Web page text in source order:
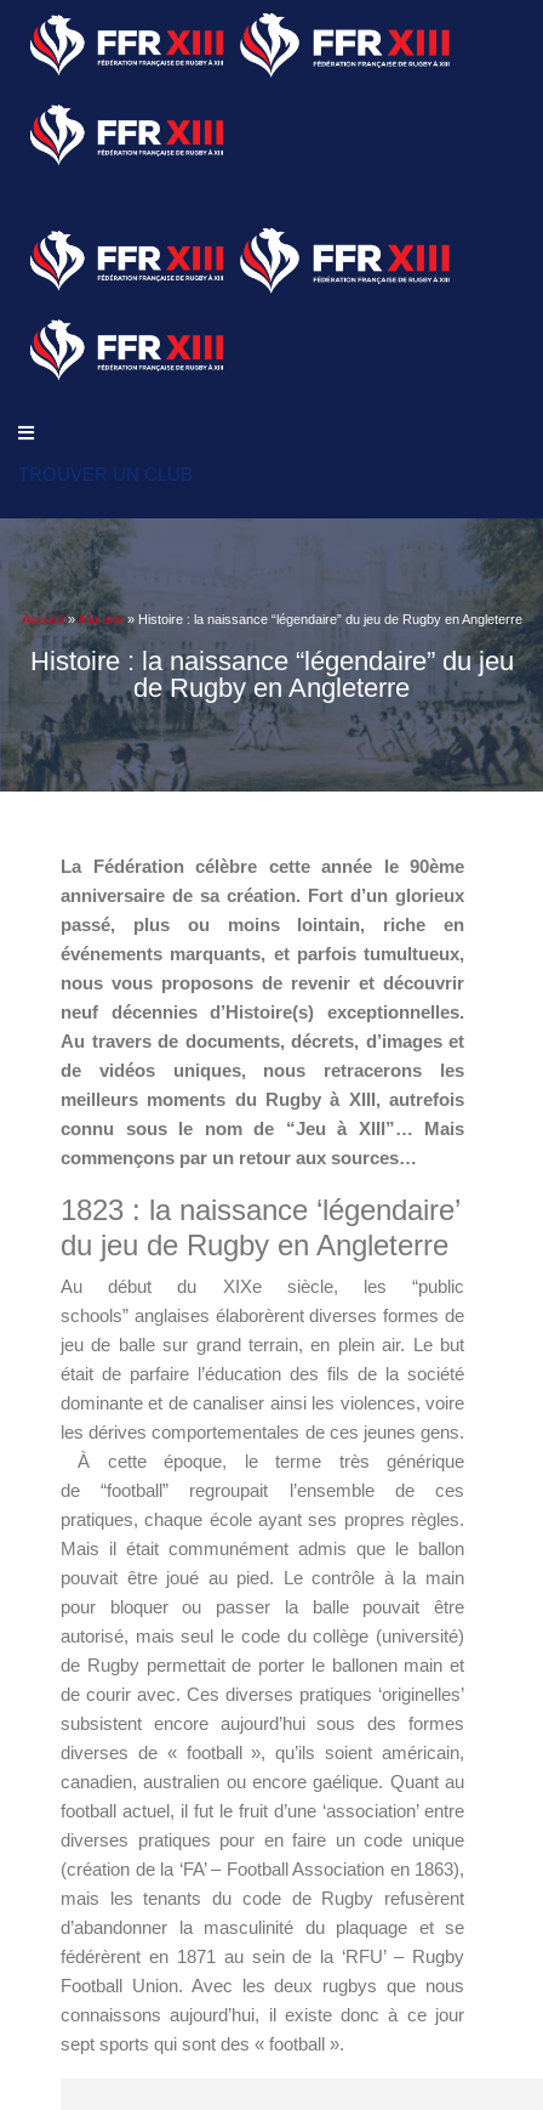
TROUVER UN CLUB
Accueil»A la une» Histoire : la naissance “légendaire” du jeu de Rugby en Angleterre
Histoire : la naissance “légendaire” du jeu
de Rugby en Angleterre
La Fédération célèbre cette année le 90ème
anniversaire de sa création. Fort d’un glorieux
passé, plus ou moins lointain, riche en
événements marquants, et parfois tumultueux,
nous vous proposons de revenir et découvrir
neuf décennies d’Histoire(s) exceptionnelles.
Au travers de documents, décrets, d’images et
de vidéos uniques, nous retracerons les
meilleurs moments du Rugby à XIII, autrefois
connu sous le nom de “Jeu à XIII”… Mais
commençons par un retour aux sources…
1823 : la naissance ‘légendaire’
du jeu de Rugby en Angleterre
Au début du XIXe siècle, les “public
schools” anglaises élaborèrent diverses formes de
jeu de balle sur grand terrain, en plein air. Le but
était de parfaire l’éducation des fils de la société
dominante et de canaliser ainsi les violences, voire
les dérives comportementales de ces jeunes gens.
À cette époque, le terme très générique
de “football” regroupait l’ensemble de ces
pratiques, chaque école ayant ses propres règles.
Mais il était communément admis que le ballon
pouvait être joué au pied. Le contrôle à la main
pour bloquer ou passer la balle pouvait être
autorisé, mais seul le code du collège (université)
de Rugby permettait de porter le ballonen main et
de courir avec. Ces diverses pratiques ‘originelles’
subsistent encore aujourd’hui sous des formes
diverses de « football », qu’ils soient américain,
canadien, australien ou encore gaélique. Quant au
football actuel, il fut le fruit d’une ‘association’ entre
diverses pratiques pour en faire un code unique
(création de la ‘FA’ – Football Association en 1863),
mais les tenants du code de Rugby refusèrent
d’abandonner la masculinité du plaquage et se
fédérèrent en 1871 au sein de la ‘RFU’ – Rugby
Football Union. Avec les deux rugbys que nous
connaissons aujourd’hui, il existe donc à ce jour
sept sports qui sont des « football ».